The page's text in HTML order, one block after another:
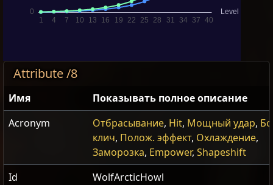
Attribute /8
Имя
Показывать полное описание
Acronym
Отбрасывание, Hit, Мощный удар,
клич, Полож. эффект, Охлаждение,
Заморозка, Empower, Shapeshift
Id
WolfArcticHowl